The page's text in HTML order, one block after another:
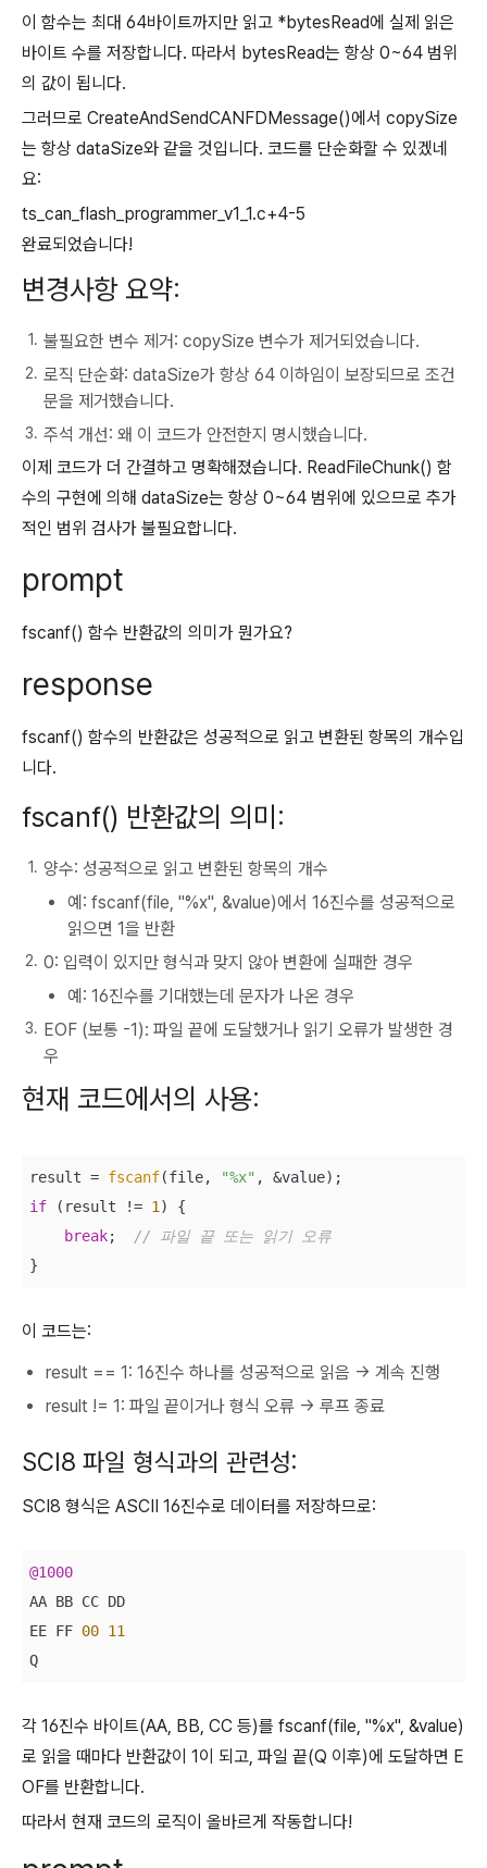
이 함수는 최대 64바이트까지만 읽고 *bytesRead에 실제 읽은
바이트 수를 저장합니다. 따라서 bytesRead는 항상 0~64 범위
의 값이 됩니다.
그러므로 CreateAndSendCANFDMessage()에서 copySize
는 항상 dataSize와 같을 것입니다. 코드를 단순화할 수 있겠네
요:
ts_can_flash_programmer_v1_1.c+4-5
완료되었습니다!
변경사항 요약:
불필요한 변수 제거: copySize 변수가 제거되었습니다.
로직 단순화: dataSize가 항상 64 이하임이 보장되므로 조건
문을 제거했습니다.
주석 개선: 왜 이 코드가 안전한지 명시했습니다.
이제 코드가 더 간결하고 명확해졌습니다. ReadFileChunk() 함
수의 구현에 의해 dataSize는 항상 0~64 범위에 있으므로 추가
적인 범위 검사가 불필요합니다.
prompt
fscanf() 함수 반환값의 의미가 뭔가요?
response
fscanf() 함수의 반환값은 성공적으로 읽고 변환된 항목의 개수입
니다.
fscanf() 반환값의 의미:
양수: 성공적으로 읽고 변환된 항목의 개수
예: fscanf(file, "%x", &value)에서 16진수를 성공적으로
읽으면 1을 반환
0: 입력이 있지만 형식과 맞지 않아 변환에 실패한 경우
예: 16진수를 기대했는데 문자가 나온 경우
EOF (보통 -1): 파일 끝에 도달했거나 읽기 오류가 발생한 경
우
현재 코드에서의 사용:
result = fscanf(file, "%x"
if (result != 1 ) {
break;
// 파일 끝 또는 읽기 오류
}
이 코드는:
result == 1: 16진수 하나를 성공적으로 읽음 → 계속 진행
result != 1: 파일 끝이거나 형식 오류 → 루프 종료
SCI8 파일 형식과의 관련성:
SCI8 형식은 ASCII 16진수로 데이터를 저장하므로:
@1000
AA BB CC DD
EE FF 00 11
Q
각 16진수 바이트(AA, BB, CC 등)를 fscanf(file, "%x", &value)
로 읽을 때마다 반환값이 1이 되고, 파일 끝(Q 이후)에 도달하면 E
OF를 반환합니다.
따라서 현재 코드의 로직이 올바르게 작동합니다!